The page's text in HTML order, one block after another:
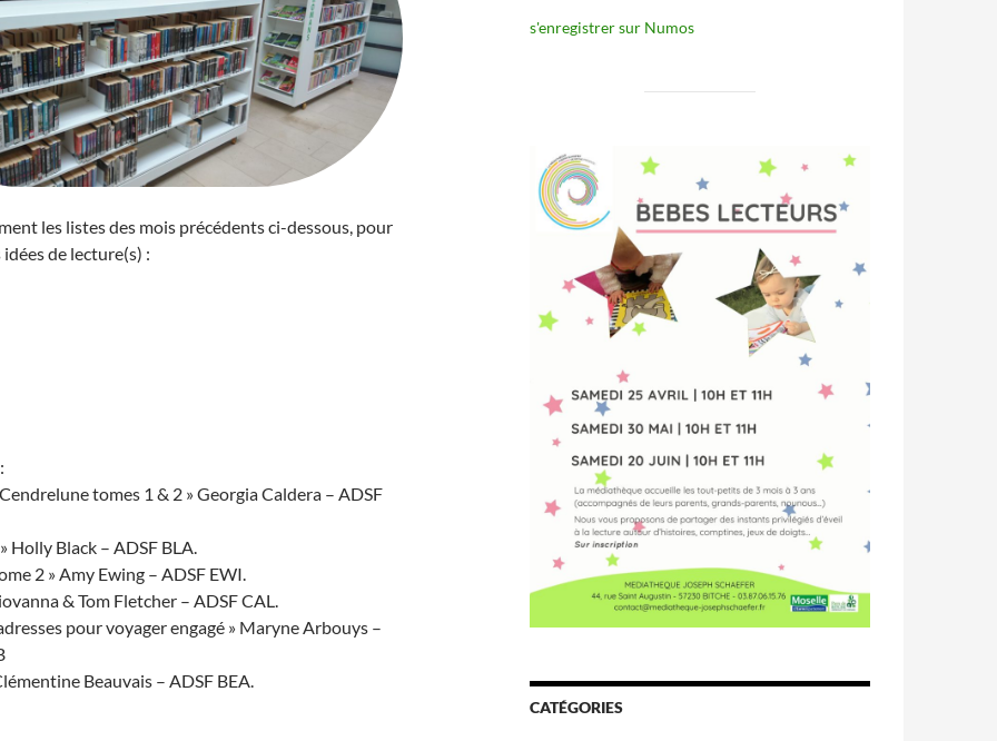
les listes des mois précédents ci-dessous, pour
de lecture(s) :
tomes 1 & 2 » Georgia Caldera – ADSF
Holly Black – ADSF BLA.
2 » Amy Ewing – ADSF EWI.
& Tom Fletcher – ADSF CAL.
pour voyager engagé » Maryne Arbouys –
Beauvais – ADSF BEA.
s'enregistrer sur Numos
CATÉGORIES